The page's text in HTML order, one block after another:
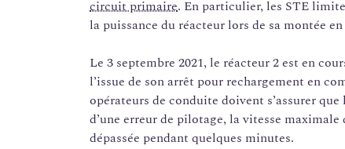
circuit primaire. En particulier, les STE
la puissance du réacteur lors de sa montée
Le 3 septembre 2021, le réacteur 2 est en
l’issue de son arrêt pour rechargement en
opérateurs de conduite doivent s’assurer
d’une erreur de pilotage, la vitesse
dépassée pendant quelques minutes.